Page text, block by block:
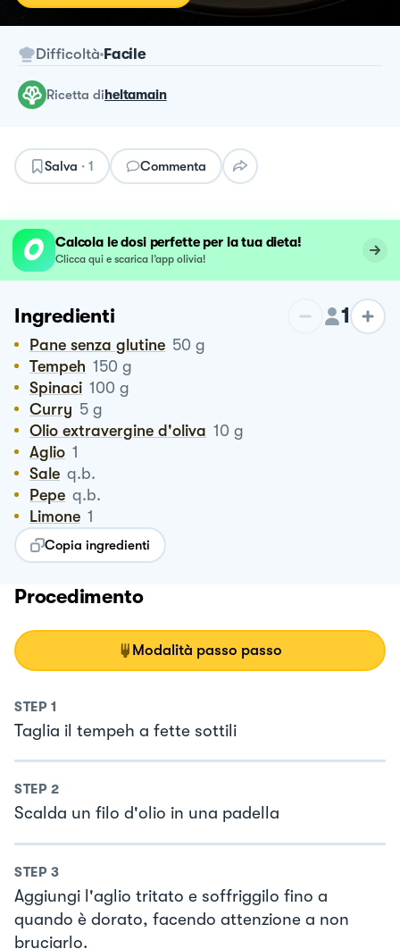
Difficoltà Facile
ricetta diheltamain
Salva · 1 Commenta
Calcola le dosi perfette per la tua dieta!
Clicca qui e scarica l’app olivia!
Ingredienti 1
Pane senza glutine 50 g
Tempeh 150 g
Spinaci 100 g
Curry 5 g
Olio extravergine d'oliva 10 g
Aglio 1
Sale q.b.
Pepe q.b.
Limone 1
Copia ingredienti
Procedimento
Modalità passo passo
STEP 1
Taglia il tempeh a fette sottili
STEP 2
Scalda un filo d'olio in una padella
STEP 3
Aggiungi l'aglio tritato e soffriggilo fino a
quando è dorato, facendo attenzione a non
bruciarlo.